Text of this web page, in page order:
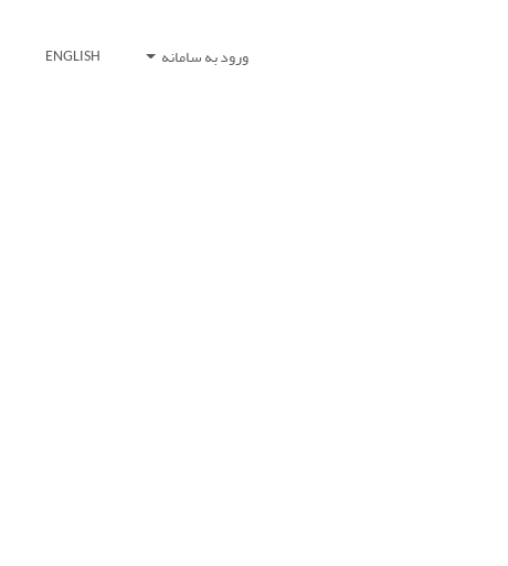
ورود به سامانه ENGLISH